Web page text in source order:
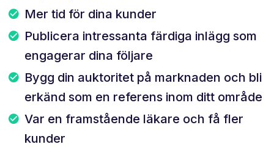
Mer tid för dina kunder
Publicera intressanta färdiga inlägg som
engagerar dina följare
Bygg din auktoritet på marknaden och bli
erkänd som en referens inom ditt område
Var en framstående läkare och få fler
kunder